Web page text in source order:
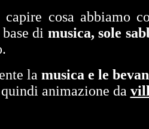
capire cosa abbiamo
di musica, sole
la musica e le
animazione da